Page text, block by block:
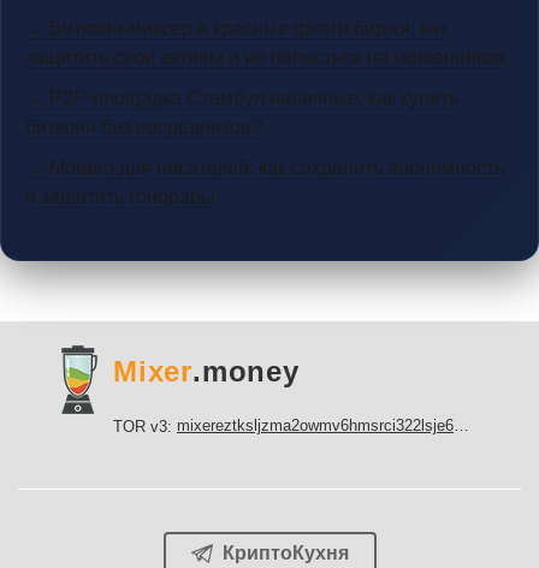
→ Биткоин-миксер и красные флаги биржи: как
защитить свои активы и не попасться на мошенников
→ P2P-площадка Стамбул наличные: как купить
биткоин без посредников?
→ Monero для писателей: как сохранить анонимность
и защитить гонорары
Mixer.money
TOR v3: mixereztksljzma2owmv6hmsrci322lsje6m3svicoddk3xbgvhd2fid.onion
КриптоКухня